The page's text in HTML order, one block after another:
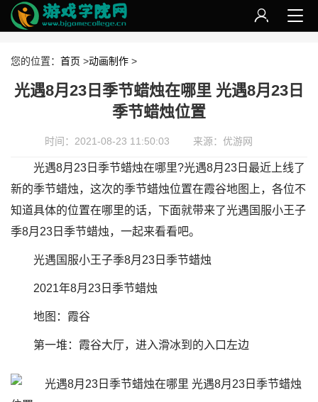
您的位置： 首页 >动画制作 >
光遇8月23日季节蜡烛在哪里 光遇8月23日
季节蜡烛位置
时间：2021-08-23 11:50:03 来源：优游网
光遇8月23日季节蜡烛在哪里?光遇8月23日最近上线了
新的季节蜡烛，这次的季节蜡烛位置在霞谷地图上，各位不
知道具体的位置在哪里的话，下面就带来了光遇国服小王子
季8月23日季节蜡烛，一起来看看吧。
光遇国服小王子季8月23日季节蜡烛
2021年8月23日季节蜡烛
地图：霞谷
第一堆：霞谷大厅，进入滑冰到的入口左边